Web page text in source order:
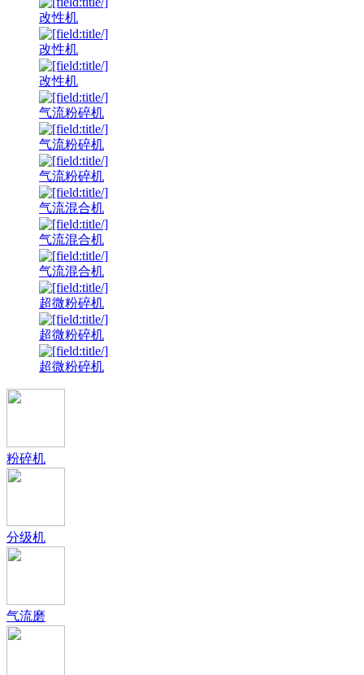
改性机
改性机
改性机
气流粉碎机
气流粉碎机
气流粉碎机
气流混合机
气流混合机
气流混合机
超微粉碎机
超微粉碎机
超微粉碎机
粉碎机
分级机
气流磨